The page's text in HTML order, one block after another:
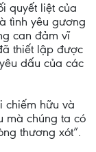
quyết liệt của
tình yêu gương
can đảm vĩ
thiết lập được
dấu của các
chiếm hữu và
mà chúng ta có
thương xót”.